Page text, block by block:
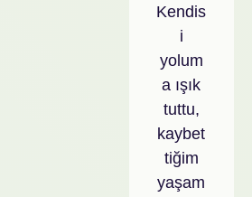
Kendis
i
yolum
a ışık
tuttu,
kaybet
tiğim
yaşam